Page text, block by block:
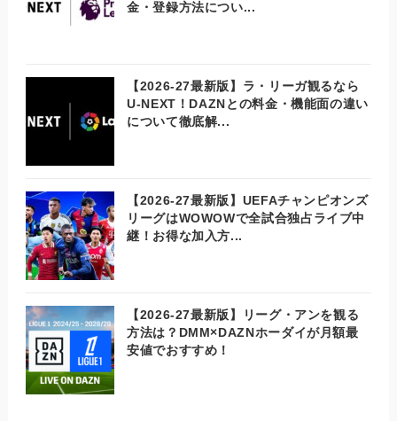
金・登録方法につい...
【2026-27最新版】ラ・リーガ観るなら
U-NEXT！DAZNとの料金・機能面の違い
について徹底解...
【2026-27最新版】UEFAチャンピオンズ
リーグはWOWOWで全試合独占ライブ中
継！お得な加入方...
【2026-27最新版】リーグ・アンを観る
方法は？DMM×DAZNホーダイが月額最
安値でおすすめ！